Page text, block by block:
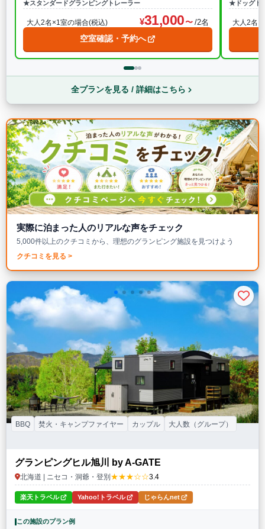
★スタンダードグランピングトレーラー
大人2名×1室の場合(税込) 31,000 /2名
空室確認・予約へ
★ドッグト
大人2名
全プランを見る / 詳細はこちら
実際に泊まった人のリアルな声をチェック
5,000件以上のクチコミから、理想のグランピング施設を見つけよう
クチコミを見る >
グランピングヒル旭川 by A-GATE
北海道 | ニセコ・洞爺・登別★★★☆☆3.4
BBQ 焚火・キャンプファイヤー カップル 大人数（グループ）
楽天トラベル Yahoo!トラベル じゃらんnet
この施設のプラン例